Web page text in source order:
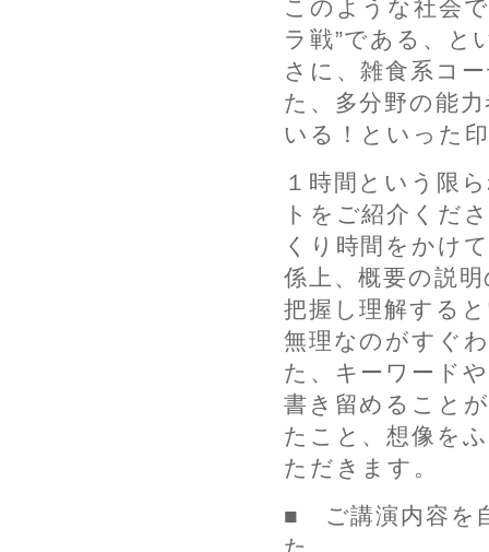
このような社会
ラ戦”である、と
さに、雑食系コ
た、多分野の能
いる！といった
１時間という限
トをご紹介くだ
くり時間をかけ
係上、概要の説
把握し理解する
無理なのがすぐ
た、キーワード
書き留めること
たこと、想像を
ただきます。
■ ご講演内容を